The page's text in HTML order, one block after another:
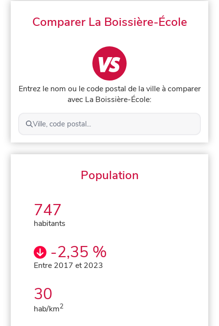
Comparer La Boissière-École
Entrez le nom ou le code postal de la ville à comparer
avec La Boissière-École:
Ville, code postal...
Population
747
habitants
-2,35 %
Entre 2017 et 2023
30
hab/km2